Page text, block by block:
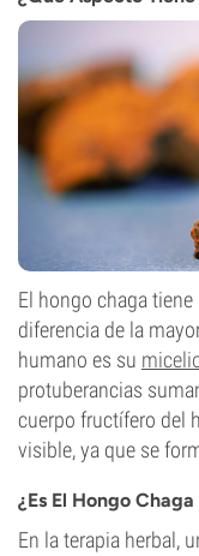
El hongo chaga
diferencia de la
humano es su
protuberancias
cuerpo fructífero del
visible, ya que se
¿Es El Hongo
En la terapia herbal,